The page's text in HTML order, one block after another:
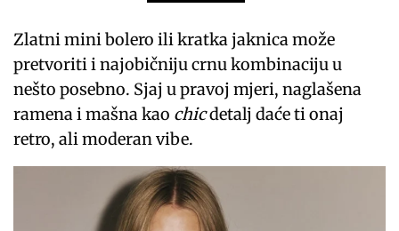
Zlatni mini bolero ili kratka jaknica može
pretvoriti i najobičniju crnu kombinaciju u
nešto posebno. Sjaj u pravoj mjeri, naglašena
ramena i mašna kao chicdetalj daće ti onaj
retro, ali moderan vibe.